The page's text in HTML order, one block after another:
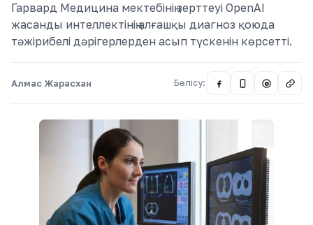
Гарвард Медицина мектебінің зерттеуі OpenAI
жасанды интеллектінің алғашқы диагноз қоюда
тәжірибелі дәрігерлерден асып түскенін көрсетті.
Алмас Жарасхан Бөлісу: @